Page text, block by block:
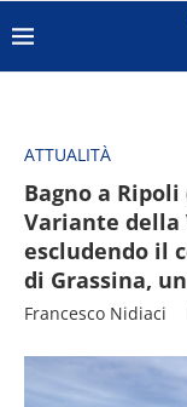
ATTUALITÀ
Bagno a
Variante della
escludendo il
di Grassina,
Francesco Nidiaci